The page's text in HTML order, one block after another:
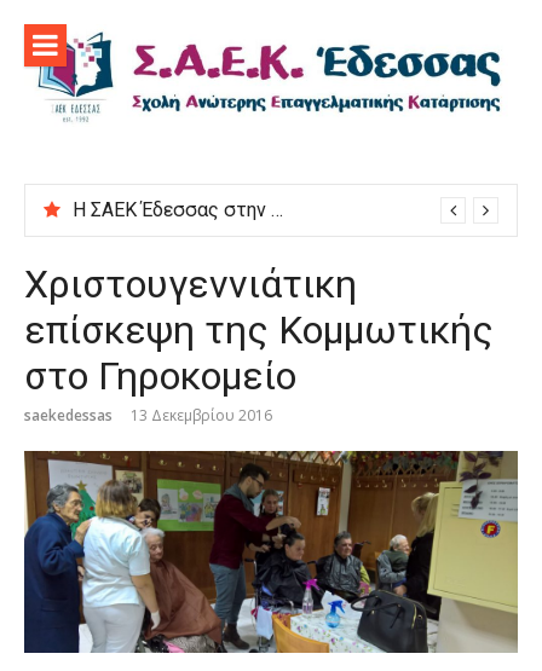
περιεχόμενο
Η ΣΑΕΚ Έδεσσας στην εκδήλωση “Μαγειρεύουμε στις ρίζες μας”
Χριστουγεννιάτικη
επίσκεψη της Κομμωτικής
στο Γηροκομείο
saekedessas 13 Δεκεμβρίου 2016